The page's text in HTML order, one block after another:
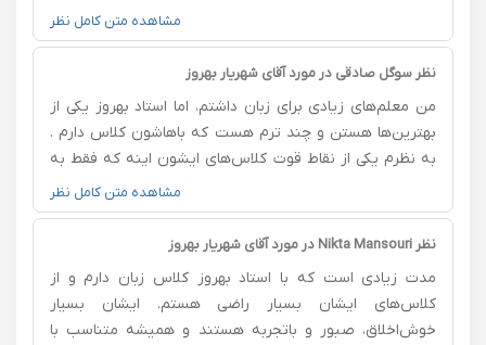
میدن استاد و عجله ای برای تموم شدن کلاس ندارن کلاس
خسته کننده نیست اصلا سعی نمیکنن کش بدن مسائل و
من خواهرم از پایه پیششون شروع کرده و واقعا پیشرفتشو
در کل پیشنهاد میکنم اگر تمایل به شروع کلاس زبان آنلاین
دارید استاد حمزه نیا و شدیدا پیشنهاد میکنم 💖
مشاهده متن کامل نظر
نظر سوگل صادقی در مورد آقای شهریار بهروز
من معلم‌های زیادی برای زبان داشتم، اما استاد بهروز یکی از
بهترین‌ها هستن و چند ترم هست که باهاشون کلاس دارم .
به نظرم یکی از نقاط قوت کلاس‌های ایشون اینه که فقط به
قواعد کتابی بسنده نمی‌کنن، بلکه یاد میدن چطور توی
موقعیت‌های مختلف و موضوعات متفاوت ، طبیعی صحبت
کنیم. و ازشیوه تدریسشون واقعاً راضی هستم .
مشاهده متن کامل نظر
نظر Nikta Mansouri در مورد آقای شهریار بهروز
مدت زیادی است که با استاد بهروز کلاس زبان دارم و از
کلاس‌های ایشان بسیار راضی هستم. ایشان بسیار
خوش‌اخلاق، صبور و با‌تجربه هستند و همیشه متناسب با